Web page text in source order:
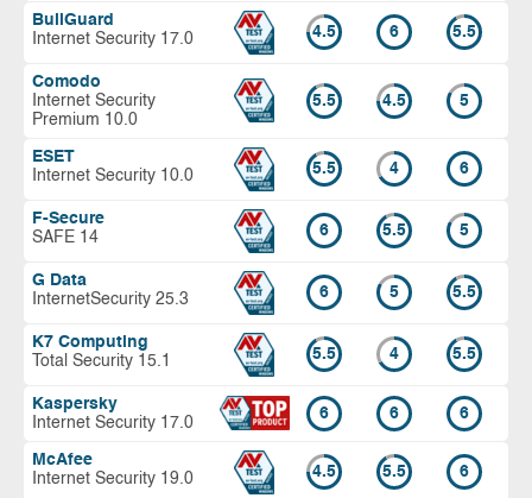
BullGuard
Internet Security 17.0
4.5 6 5.5
Comodo
Internet Security
Premium 10.0
5.5 4.5 5
ESET
Internet Security 10.0
5.5 4 6
F-Secure
SAFE 14
6 5.5 5
G Data
InternetSecurity 25.3
6 5 5.5
K7 Computing
Total Security 15.1
5.5 4 5.5
Kaspersky
Internet Security 17.0
6 6 6
McAfee
Internet Security 19.0
4.5 5.5 6